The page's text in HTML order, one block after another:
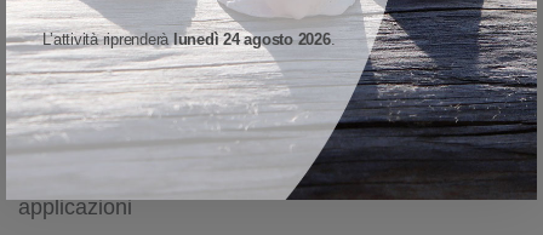
L’attività riprenderàlunedì 24 agosto 2026.
utente basata su icone. Il display touch a colori da 4,3 pollici vi
permette di navigare rapidamente tra le impostazioni di stampa grazie
al sistema di menu a icone facile da usare, con cui potrete modificare
la lingua, le impostazioni di stampa, le opzioni relative alla connettività
e molto altro.
Realizzata per un'ampia gamma di supporti e
applicazioni